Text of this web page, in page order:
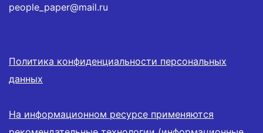
people_paper@mail.ru
Политика конфиденциальности персональных
данных
На информационном ресурсе применяются